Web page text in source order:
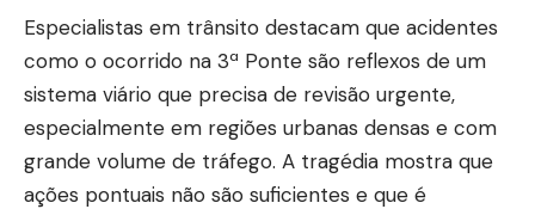
Especialistas em trânsito destacam que acidentes
como o ocorrido na 3ª Ponte são reflexos de um
sistema viário que precisa de revisão urgente,
especialmente em regiões urbanas densas e com
grande volume de tráfego. A tragédia mostra que
ações pontuais não são suficientes e que é